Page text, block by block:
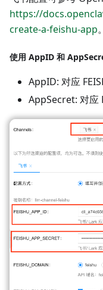
https://
create-a-feishu-app。
使用 AppID 和
AppID: 对应
AppSecret: 对应